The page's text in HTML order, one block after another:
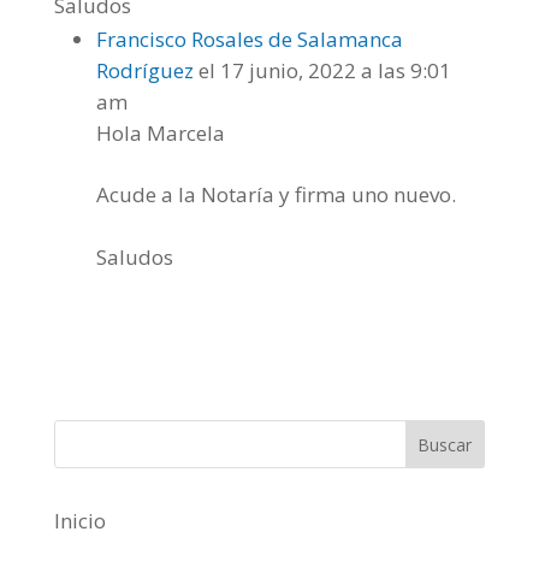
Francisco Rosales de Salamanca
Rodríguez el 17 junio, 2022 a las 9:01
am
Hola Marcela
Acude a la Notaría y firma uno nuevo.
Saludos
Inicio